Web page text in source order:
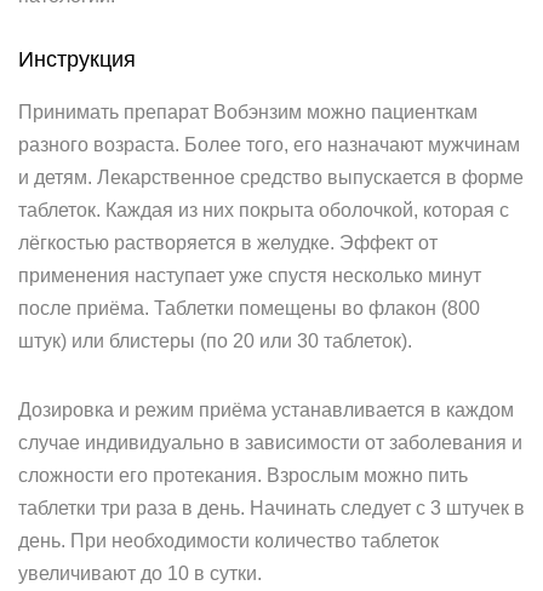
Инструкция
Принимать препарат Вобэнзим можно пациенткам
разного возраста. Более того, его назначают мужчинам
и детям. Лекарственное средство выпускается в форме
таблеток. Каждая из них покрыта оболочкой, которая с
лёгкостью растворяется в желудке. Эффект от
применения наступает уже спустя несколько минут
после приёма. Таблетки помещены во флакон (800
штук) или блистеры (по 20 или 30 таблеток).
Дозировка и режим приёма устанавливается в каждом
случае индивидуально в зависимости от заболевания и
сложности его протекания. Взрослым можно пить
таблетки три раза в день. Начинать следует с 3 штучек в
день. При необходимости количество таблеток
увеличивают до 10 в сутки.